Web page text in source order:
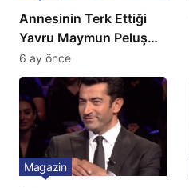
Annesinin Terk Ettiği
Yavru Maymun Peluş
Oyuncağını Anne Bildi
6 ay önce
Magazin